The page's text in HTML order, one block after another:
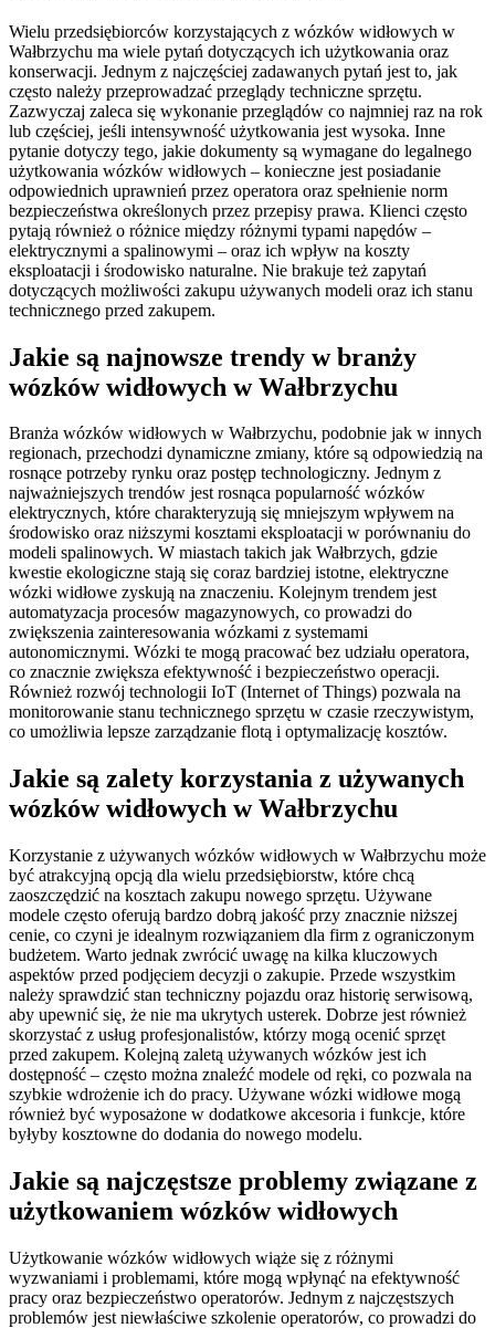
Wielu przedsiębiorców korzystających z wózków widłowych w
Wałbrzychu ma wiele pytań dotyczących ich użytkowania oraz
konserwacji. Jednym z najczęściej zadawanych pytań jest to, jak
często należy przeprowadzać przeglądy techniczne sprzętu.
Zazwyczaj zaleca się wykonanie przeglądów co najmniej raz na rok
lub częściej, jeśli intensywność użytkowania jest wysoka. Inne
pytanie dotyczy tego, jakie dokumenty są wymagane do legalnego
użytkowania wózków widłowych – konieczne jest posiadanie
odpowiednich uprawnień przez operatora oraz spełnienie norm
bezpieczeństwa określonych przez przepisy prawa. Klienci często
pytają również o różnice między różnymi typami napędów –
elektrycznymi a spalinowymi – oraz ich wpływ na koszty
eksploatacji i środowisko naturalne. Nie brakuje też zapytań
dotyczących możliwości zakupu używanych modeli oraz ich stanu
technicznego przed zakupem.
Jakie są najnowsze trendy w branży
wózków widłowych w Wałbrzychu
Branża wózków widłowych w Wałbrzychu, podobnie jak w innych
regionach, przechodzi dynamiczne zmiany, które są odpowiedzią na
rosnące potrzeby rynku oraz postęp technologiczny. Jednym z
najważniejszych trendów jest rosnąca popularność wózków
elektrycznych, które charakteryzują się mniejszym wpływem na
środowisko oraz niższymi kosztami eksploatacji w porównaniu do
modeli spalinowych. W miastach takich jak Wałbrzych, gdzie
kwestie ekologiczne stają się coraz bardziej istotne, elektryczne
wózki widłowe zyskują na znaczeniu. Kolejnym trendem jest
automatyzacja procesów magazynowych, co prowadzi do
zwiększenia zainteresowania wózkami z systemami
autonomicznymi. Wózki te mogą pracować bez udziału operatora,
co znacznie zwiększa efektywność i bezpieczeństwo operacji.
Również rozwój technologii IoT (Internet of Things) pozwala na
monitorowanie stanu technicznego sprzętu w czasie rzeczywistym,
co umożliwia lepsze zarządzanie flotą i optymalizację kosztów.
Jakie są zalety korzystania z używanych
wózków widłowych w Wałbrzychu
Korzystanie z używanych wózków widłowych w Wałbrzychu może
być atrakcyjną opcją dla wielu przedsiębiorstw, które chcą
zaoszczędzić na kosztach zakupu nowego sprzętu. Używane
modele często oferują bardzo dobrą jakość przy znacznie niższej
cenie, co czyni je idealnym rozwiązaniem dla firm z ograniczonym
budżetem. Warto jednak zwrócić uwagę na kilka kluczowych
aspektów przed podjęciem decyzji o zakupie. Przede wszystkim
należy sprawdzić stan techniczny pojazdu oraz historię serwisową,
aby upewnić się, że nie ma ukrytych usterek. Dobrze jest również
skorzystać z usług profesjonalistów, którzy mogą ocenić sprzęt
przed zakupem. Kolejną zaletą używanych wózków jest ich
dostępność – często można znaleźć modele od ręki, co pozwala na
szybkie wdrożenie ich do pracy. Używane wózki widłowe mogą
również być wyposażone w dodatkowe akcesoria i funkcje, które
byłyby kosztowne do dodania do nowego modelu.
Jakie są najczęstsze problemy związane z
użytkowaniem wózków widłowych
Użytkowanie wózków widłowych wiąże się z różnymi
wyzwaniami i problemami, które mogą wpłynąć na efektywność
pracy oraz bezpieczeństwo operatorów. Jednym z najczęstszych
problemów jest niewłaściwe szkolenie operatorów, co prowadzi do